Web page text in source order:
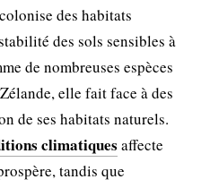
des habitats
des sols sensibles à
de nombreuses espèces
elle fait face à des
de ses habitats naturels.
climatiques affecte
tandis que